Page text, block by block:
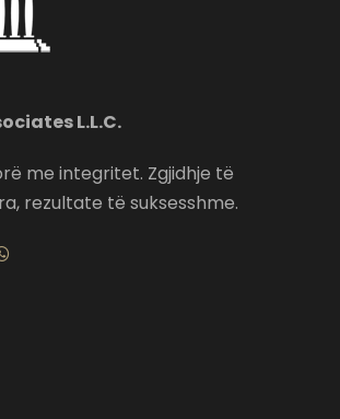
L.L.C.
me integritet. Zgjidhje të
rezultate të suksesshme.